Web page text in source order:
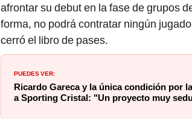
afrontar su debut en la fase de grupos
forma, no podrá contratar ningún
cerró el libro de pases.
PUEDES VER:
Ricardo Gareca y la única condición por
a Sporting Cristal: "Un proyecto muy